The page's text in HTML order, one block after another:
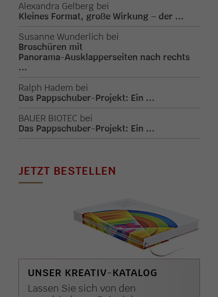
Alexandra Gelberg bei
Kleines Format, große Wirkung – der ...
Susanne Wunderlich bei
Broschüren mit
Panorama-Ausklapperseiten nach rechts
...
Ralph Hadem bei
Das Pappschuber-Projekt: Ein ...
BAUER BIOTEC bei
Das Pappschuber-Projekt: Ein ...
JETZT BESTELLEN
UNSER KREATIV-KATALOG
Lassen Sie sich von den